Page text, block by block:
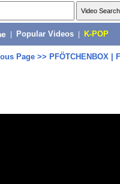
Popular Videos K-POP
Page>> PFÖTCHENBOX |